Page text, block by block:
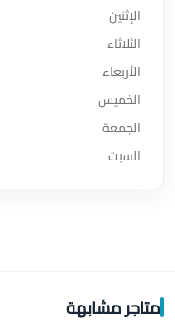
الإثنين
الثلاثاء
الأربعاء
الخميس
الجمعة
السبت
متاجر مشابهة